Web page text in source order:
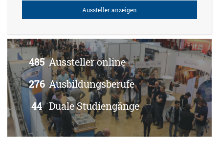
Aussteller anzeigen
485Aussteller online
276 Ausbildungsberufe
44 Duale Studiengänge